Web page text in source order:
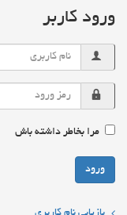
ورود کاربر
مرا بخاطر داشته باش
ورود